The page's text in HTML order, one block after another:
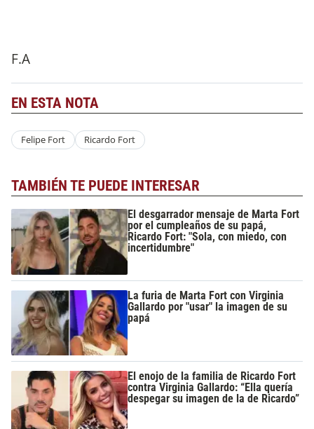
F.A
EN ESTA NOTA
Felipe Fort Ricardo Fort
TAMBIÉN TE PUEDE INTERESAR
El desgarrador mensaje de Marta Fort
por el cumpleaños de su papá,
Ricardo Fort: "Sola, con miedo, con
incertidumbre"
La furia de Marta Fort con Virginia
Gallardo por "usar" la imagen de su
papá
El enojo de la familia de Ricardo Fort
contra Virginia Gallardo: “Ella quería
despegar su imagen de la de Ricardo”